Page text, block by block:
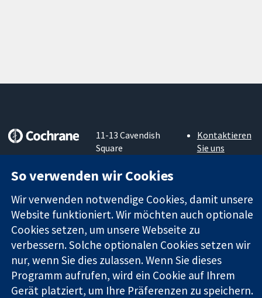
Zuverlässige
Evidenz
Informierte
Entscheidungen
Bessere
Gesundheit
11-13 Cavendish
Square
W1G0AN
Königreich
Kontaktieren
Sie uns
Cochrane
Library
Die Cochrane Collaboration ist eine gemeinützige Organisation
(Nr. 1045921) und in England und in Wales als eine Gesellschaft
mit beschränkter Haftung (Nr. 03044323) registriert.
So verwenden wir Cookies
Wir verwenden notwendige Cookies, damit unsere
Website funktioniert. Wir möchten auch optionale
Cookies setzen, um unsere Webseite zu
verbessern. Solche optionalen Cookies setzen wir
nur, wenn Sie dies zulassen. Wenn Sie dieses
Programm aufrufen, wird ein Cookie auf Ihrem
Gerät platziert, um Ihre Präferenzen zu speichern.